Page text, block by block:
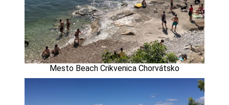
Mesto Beach Crikvenica Chorvátsko